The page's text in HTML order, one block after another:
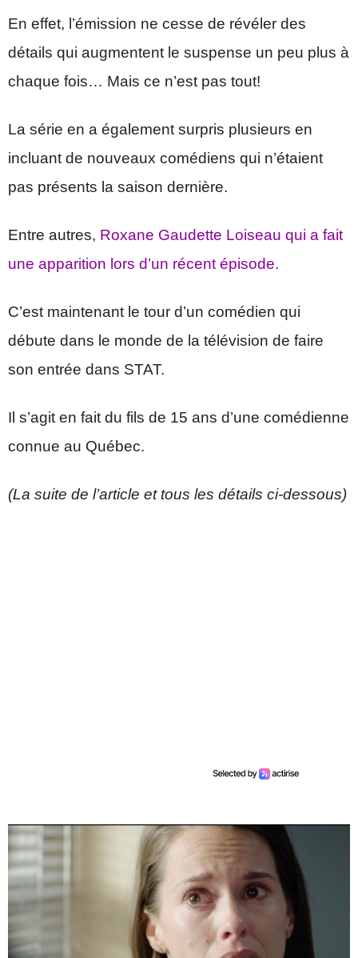
En effet, l’émission ne cesse de révéler des
détails qui augmentent le suspense un peu plus à
chaque fois… Mais ce n’est pas tout!
La série en a également surpris plusieurs en
incluant de nouveaux comédiens qui n’étaient
pas présents la saison dernière.
Entre autres, Roxane Gaudette Loiseau qui a fait
une apparition lors d’un récent épisode.
C’est maintenant le tour d’un comédien qui
débute dans le monde de la télévision de faire
son entrée dans STAT.
Il s’agit en fait du fils de 15 ans d’une comédienne
connue au Québec.
(La suite de l’article et tous les détails ci-dessous)